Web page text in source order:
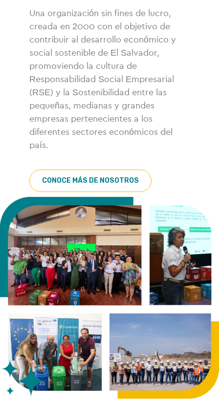
Una organización sin fines de lucro,
creada en 2000 con el objetivo de
contribuir al desarrollo económico y
social sostenible de El Salvador,
promoviendo la cultura de
Responsabilidad Social Empresarial
(RSE) y la Sostenibilidad entre las
pequeñas, medianas y grandes
empresas pertenecientes a los
diferentes sectores económicos del
país.
CONOCE MÁS DE NOSOTROS